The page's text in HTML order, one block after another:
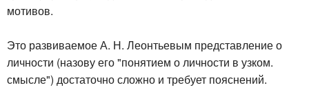
мотивов.
Это развиваемое А. Н. Леонтьевым представление о
личности (назову его "понятием о личности в узком.
смысле") достаточно сложно и требует пояснений.